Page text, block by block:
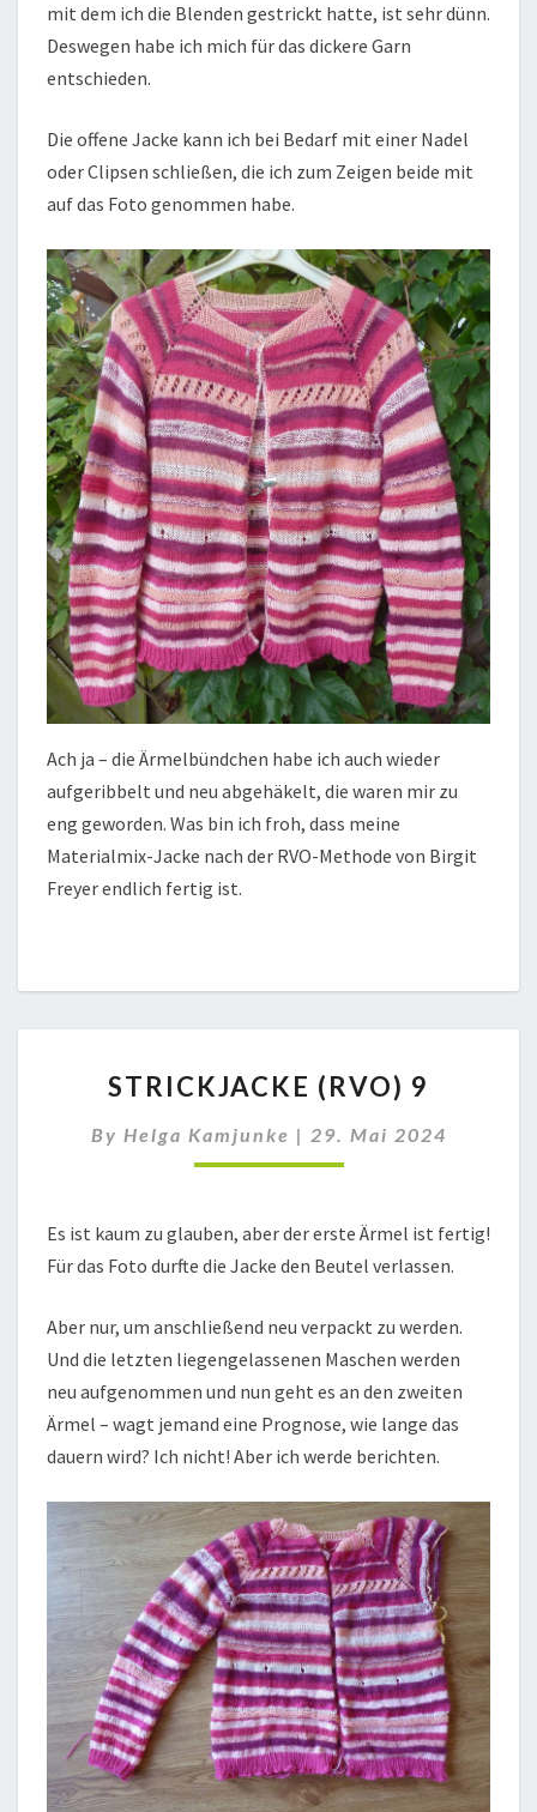
mit dem ich die Blenden gestrickt hatte, ist sehr dünn.
Deswegen habe ich mich für das dickere Garn
entschieden.
Die offene Jacke kann ich bei Bedarf mit einer Nadel
oder Clipsen schließen, die ich zum Zeigen beide mit
auf das Foto genommen habe.
Ach ja – die Ärmelbündchen habe ich auch wieder
aufgeribbelt und neu abgehäkelt, die waren mir zu
eng geworden. Was bin ich froh, dass meine
Materialmix-Jacke nach der RVO-Methode von Birgit
Freyer endlich fertig ist.
(RVO)
STRICKJACKE (RVO) 9
By Helga Kamjunke | 29. Mai 2024
Es ist kaum zu glauben, aber der erste Ärmel ist fertig!
Für das Foto durfte die Jacke den Beutel verlassen.
Aber nur, um anschließend neu verpackt zu werden.
Und die letzten liegengelassenen Maschen werden
neu aufgenommen und nun geht es an den zweiten
Ärmel – wagt jemand eine Prognose, wie lange das
dauern wird? Ich nicht! Aber ich werde berichten.